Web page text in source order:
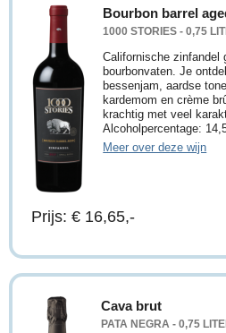
Bourbon barrel
1000 STORIES - 0,75
Californische zinfandel
bourbonvaten. Je
bessenjam, aardse
kardemom en crème
krachtig met veel
Alcoholpercentage:
Meer over deze wijn
Prijs: € 16,65,-
Cava brut
PATA NEGRA - 0,75